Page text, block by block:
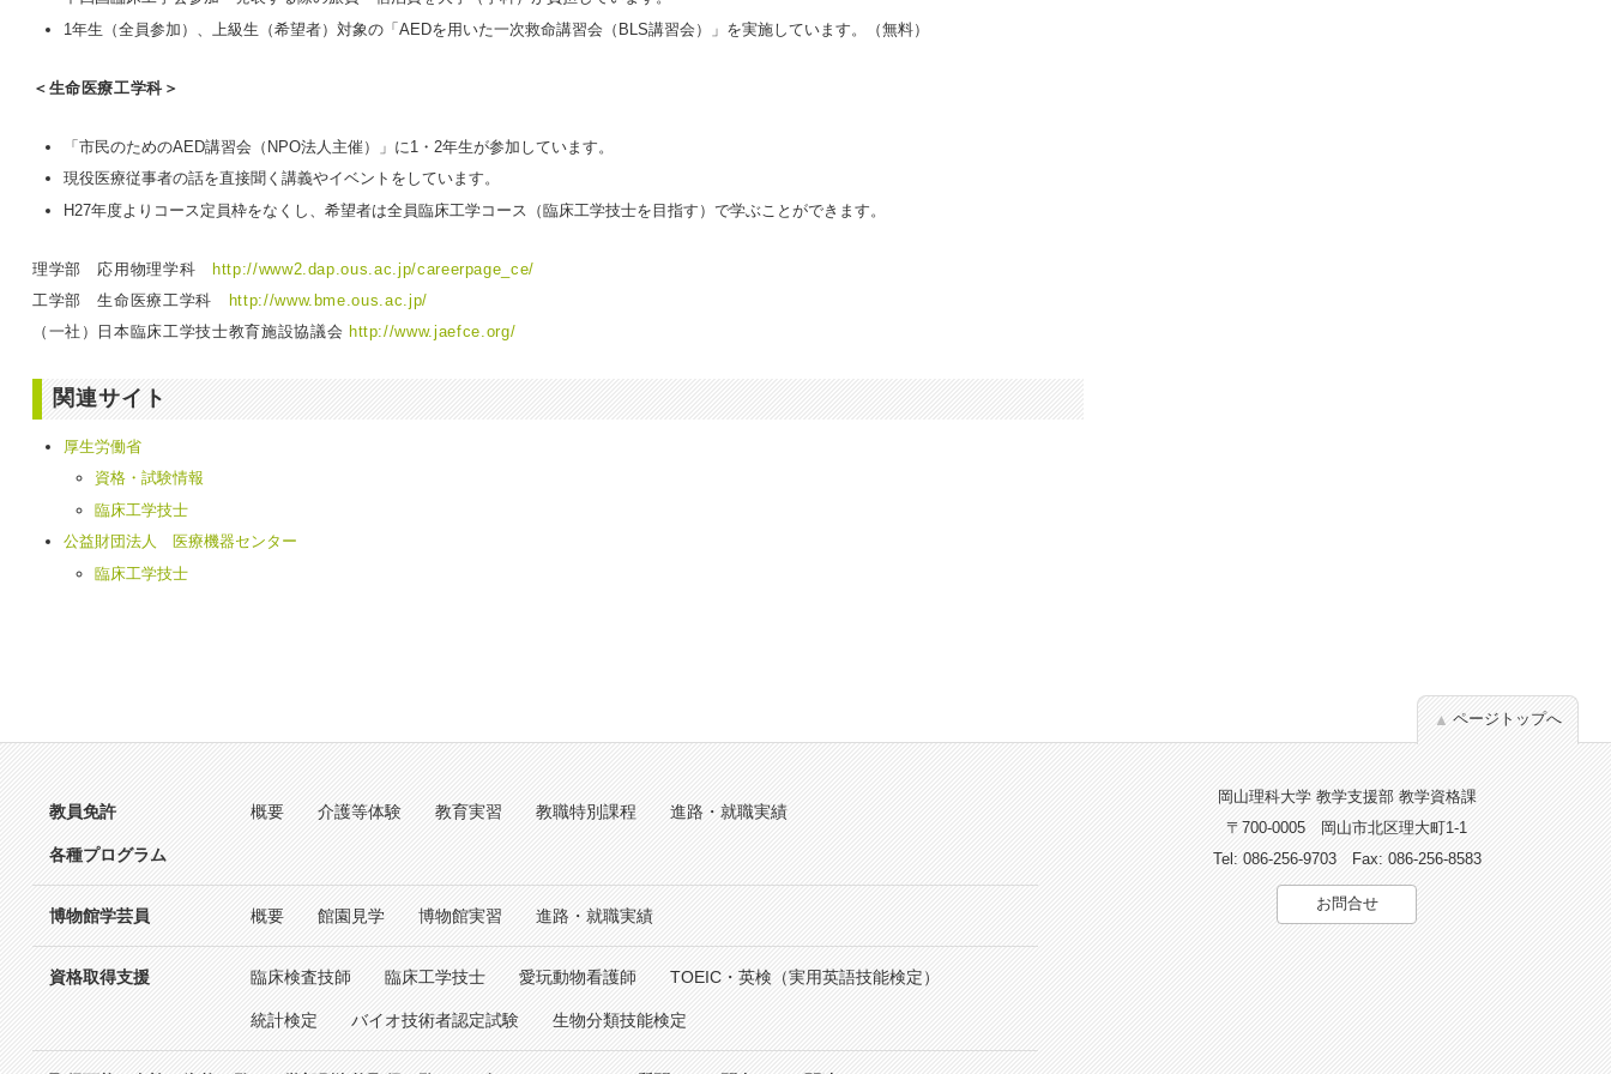
1年生（全員参加）、上級生（希望者）対象の「AEDを用いた一次救命講習会（BLS講習会）」を実施しています。（無料）
＜生命医療工学科＞
「市民のためのAED講習会（NPO法人主催）」に1・2年生が参加しています。
現役医療従事者の話を直接聞く講義やイベントをしています。
H27年度よりコース定員枠をなくし、希望者は全員臨床工学コース（臨床工学技士を目指す）で学ぶことができます。
理学部 応用物理学科
http://www2.dap.ous.ac.jp/careerpage_ce/
工学部 生命医療工学科
http://www.bme.ous.ac.jp/
（一社）日本臨床工学技士教育施設協議会 http://www.jaefce.org/
関連サイト
厚生労働省
資格・試験情報
臨床工学技士
公益財団法人 医療機器センター
臨床工学技士
ページトップへ
教員免許 概要 介護等体験 教育実習 教職特別課程 進路・就職実績
各種プログラム
博物館学芸員 概要 館園見学 博物館実習 進路・就職実績
資格取得支援 臨床検査技師 臨床工学技士 愛玩動物看護師 TOEIC・英検（実用英語技能検定）
統計検定 バイオ技術者認定試験 生物分類技能検定
岡山理科大学 教学支援部 教学資格課
〒700-0005 岡山市北区理大町1-1
Tel: 086-256-9703 Fax: 086-256-8583
お問合せ